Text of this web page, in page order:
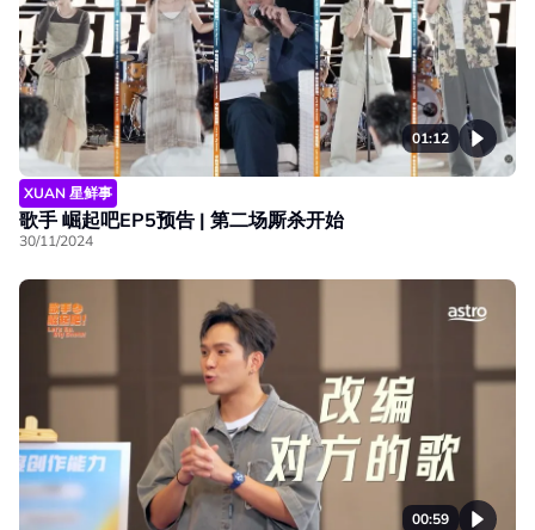
01:12
XUAN 星鲜事
歌手 崛起吧EP5预告 | 第二场厮杀开始
30/11/2024
00:59